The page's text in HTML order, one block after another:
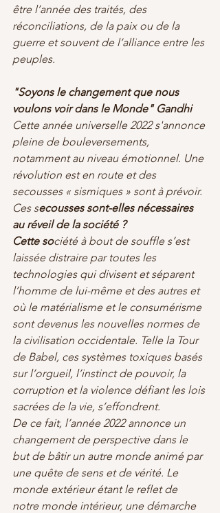
être l’année des traités, des
réconciliations, de la paix ou de la
guerre et souvent de l’alliance entre les
peuples.
"Soyons le changement que nous
voulons voir dans le Monde" Gandhi
Cette année universelle 2022 s'annonce
pleine de bouleversements,
notamment au niveau émotionnel. Une
révolution est en route et des
secousses « sismiques » sont à prévoir.
Ces secousses sont-elles nécessaires
au réveil de la société ?
Cette société à bout de souffle s’est
laissée distraire par toutes les
technologies qui divisent et séparent
l’homme de lui-même et des autres et
où le matérialisme et le consumérisme
sont devenus les nouvelles normes de
la civilisation occidentale. Telle la Tour
de Babel, ces systèmes toxiques basés
sur l’orgueil, l’instinct de pouvoir, la
corruption et la violence défiant les lois
sacrées de la vie, s’effondrent.
De ce fait, l’année 2022 annonce un
changement de perspective dans le
but de bâtir un autre monde animé par
une quête de sens et de vérité. Le
monde extérieur étant le reflet de
notre monde intérieur, une démarche